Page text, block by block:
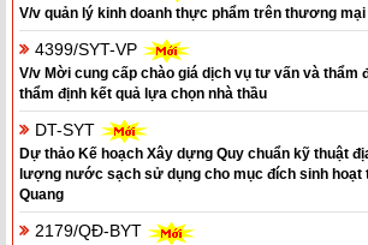
V/v quản lý kinh doanh thực phẩm trên thương
4399/SYT-VP
V/v Mời cung cấp chào giá dịch vụ tư vấn và thẩm
thẩm định kết quả lựa chọn nhà thầu
DT-SYT
Dự thảo Kế hoạch Xây dựng Quy chuẩn kỹ thuật
lượng nước sạch sử dụng cho mục đích sinh hoạt
Quang
2179/QĐ-BYT